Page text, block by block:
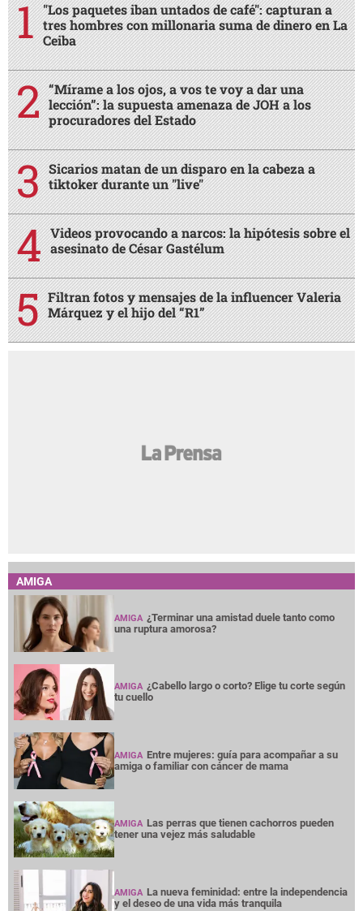
"Los paquetes iban untados de café": capturan a
tres hombres con millonaria suma de dinero en La
Ceiba
“Mírame a los ojos, a vos te voy a dar una
lección”: la supuesta amenaza de JOH a los
procuradores del Estado
Sicarios matan de un disparo en la cabeza a
tiktoker durante un "live"
Videos provocando a narcos: la hipótesis sobre el
asesinato de César Gastélum
Filtran fotos y mensajes de la influencer Valeria
Márquez y el hijo del “R1”
AMIGA
AMIGA ¿Terminar una amistad duele tanto como
una ruptura amorosa?
AMIGA ¿Cabello largo o corto? Elige tu corte según
tu cuello
AMIGA Entre mujeres: guía para acompañar a su
amiga o familiar con cáncer de mama
AMIGA Las perras que tienen cachorros pueden
tener una vejez más saludable
AMIGA La nueva feminidad: entre la independencia
y el deseo de una vida más tranquila